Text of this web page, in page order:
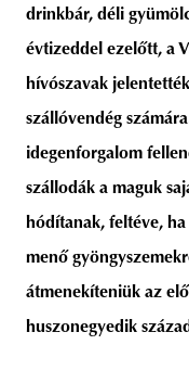
drinkbár, déli
évtizeddel ezelőtt, a
hívószavak
szállóvendég
idegenforgalom
szállodák a maguk
hódítanak, feltéve,
menő
átmenekíteniük az
huszonegyedik